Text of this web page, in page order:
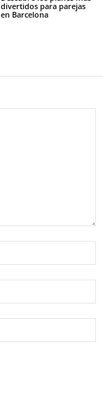
divertidos para parejas
en Barcelona